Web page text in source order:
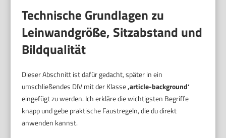
Technische Grundlagen zu
Leinwandgröße, Sitzabstand und
Bildqualität
Dieser Abschnitt ist dafür gedacht, später in ein
umschließendes DIV mit der Klasse‚article-background‘
eingefügt zu werden. Ich erkläre die wichtigsten Begriffe
knapp und gebe praktische Faustregeln, die du direkt
anwenden kannst.